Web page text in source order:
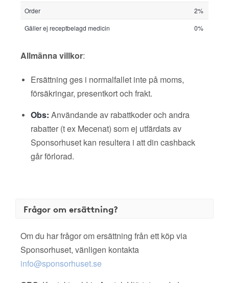
Order
2%
Gäller ej receptbelagd medicin
0%
Allmänna villkor:
Ersättning ges i normalfallet inte på moms,
försäkringar, presentkort och frakt.
Obs: Användande av rabattkoder och andra
rabatter (t ex Mecenat) som ej utfärdats av
Sponsorhuset kan resultera i att din cashback
går förlorad.
Frågor om ersättning?
Om du har frågor om ersättning från ett köp via
Sponsorhuset, vänligen kontakta
info@sponsorhuset.se